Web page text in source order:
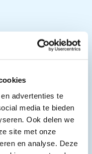
advertenties te
media te bieden
Ook delen we
site met onze
en analyse. Deze
vangt virussen,
ze uit de lucht Het
de lucht. Deze fijne
verbranding van fossiele